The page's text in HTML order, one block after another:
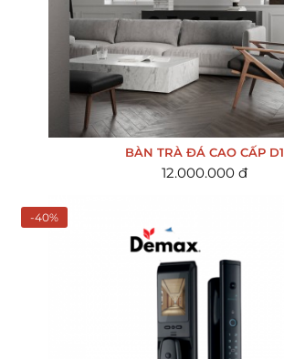
BÀN TRÀ ĐÁ CAO CẤP D1
12.000.000 đ
-40%